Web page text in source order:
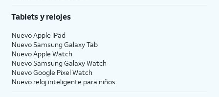
Tablets y relojes
Nuevo Apple iPad
Nuevo Samsung Galaxy Tab
Nuevo Apple Watch
Nuevo Samsung Galaxy Watch
Nuevo Google Pixel Watch
Nuevo reloj inteligente para niños